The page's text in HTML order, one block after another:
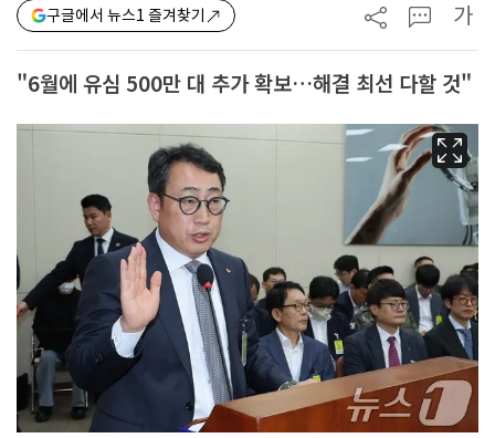
구글에서 뉴스1 즐겨찾기 가
"6월에 유심 500만 대 추가 확보…해결 최선 다할 것"